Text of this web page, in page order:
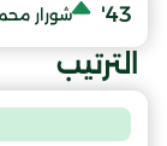
43' شورار
الترتيب